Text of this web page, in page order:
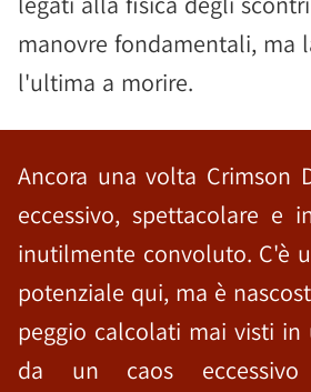
manovre fondamentali, ma
l'ultima a morire.
Ancora una volta Crimson
eccessivo, spettacolare e
inutilmente convoluto. C'è
potenziale qui, ma è
peggio calcolati mai visti in
da un caos